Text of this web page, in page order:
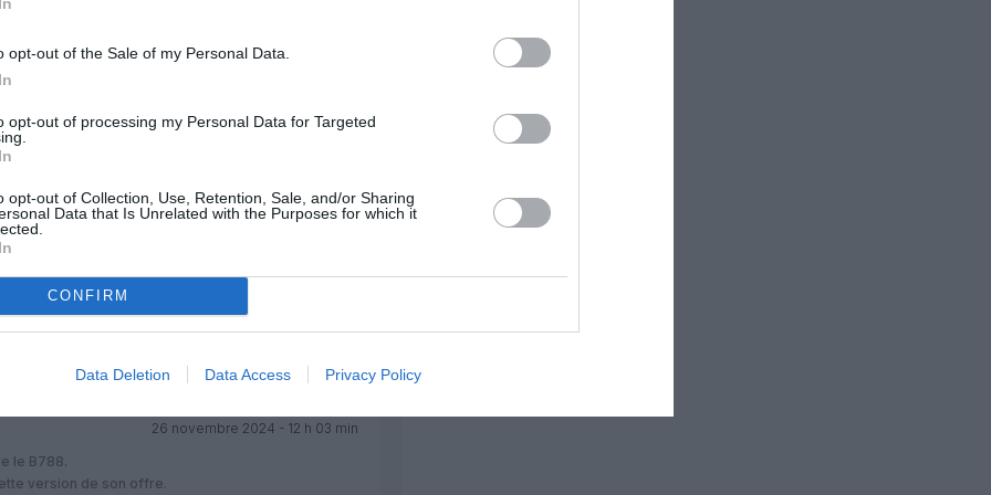
opt-out of the Sale of my Personal Data.
opt-out of processing my Personal Data for Targeted
opt-out of Collection, Use, Retention, Sale, and/or Sharing
Data that Is Unrelated with the Purposes for which it
CONFIRM
Data Deletion Data Access Privacy Policy
26 novembre 2024 - 7 h 12 min
A350-800 et le A330-8 NEO est peu
que trop peu de monde… au point
peu rentable au faible nombre
par ce rachat. Quelles seraient
26 novembre 2024 - 12 h 03 min
le B788.
version de son offre.